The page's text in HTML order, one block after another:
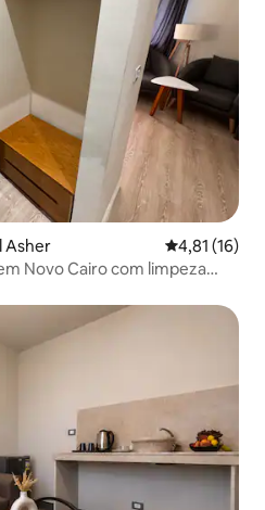
Asher 4,81 de uma
4,81 (16)
Novo Cairo com limpeza